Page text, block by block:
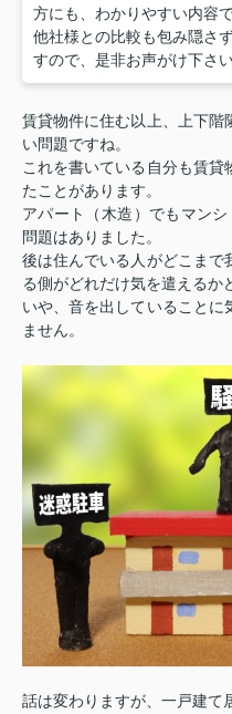
方にも、わかりやすい内容
他社様との比較も包み隠さ
すので、是非お声がけ下さい
賃貸物件に住む以上、上下階
い問題ですね。
これを書いている自分も賃
たことがあります。
アパート（木造）でもマン
問題はありました。
後は住んでいる人がどこまで
る側がどれだけ気を遣えるか
いや、音を出していること
ません。
話は変わりますが、一戸建て